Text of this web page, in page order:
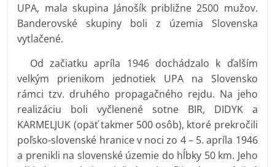
UPA, mala skupina Jánošík približne 2500 mužov.
Banderovské skupiny boli z územia Slovenska
vytlačené.
Od začiatku apríla 1946 dochádzalo k ďalším
velkým prienikom jednotiek UPA na Slovensko
rámci tzv. druhého propagačného rejdu. Na jeho
realizáciu boli vyčlenené sotne BIR, DIDYK a
KARMELJUK (opäť takmer 500 osôb), ktoré prekročili
poľsko-slovenské hranice v noci zo 4 – 5. apríla 1946
a prenikli na slovenské územie do hĺbky 50 km. Jeho